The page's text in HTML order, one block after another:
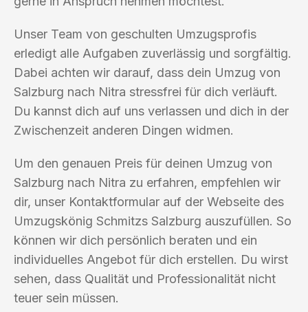
Unser Team von geschulten Umzugsprofis
erledigt alle Aufgaben zuverlässig und sorgfältig.
Dabei achten wir darauf, dass dein Umzug von
Salzburg nach Nitra stressfrei für dich verläuft.
Du kannst dich auf uns verlassen und dich in der
Zwischenzeit anderen Dingen widmen.
Um den genauen Preis für deinen Umzug von
Salzburg nach Nitra zu erfahren, empfehlen wir
dir, unser Kontaktformular auf der Webseite des
Umzugskönig Schmitzs Salzburg auszufüllen. So
können wir dich persönlich beraten und ein
individuelles Angebot für dich erstellen. Du wirst
sehen, dass Qualität und Professionalität nicht
teuer sein müssen.